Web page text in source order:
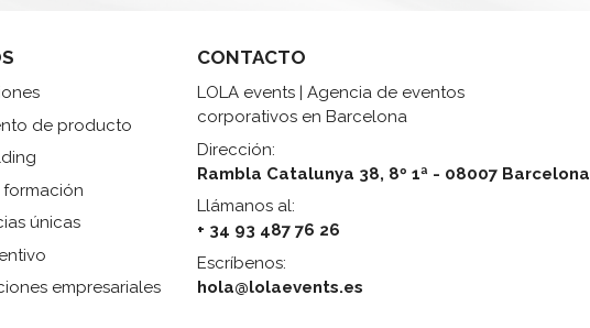
de producto
formación
únicas
empresariales
CONTACTO
LOLA events | Agencia de eventos
corporativos en Barcelona
Dirección:
Rambla Catalunya 38, 8º 1ª - 08007 Barcelona
Llámanos al:
+ 34 93 487 76 26
Escríbenos:
hola@lolaevents.es